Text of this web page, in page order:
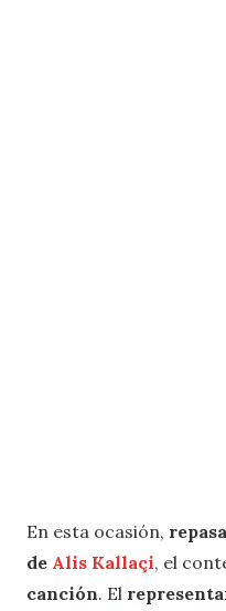
En esta ocasión,
de Alis Kallaçi, el
canción. El